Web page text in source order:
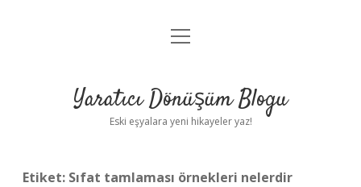
Anasayfa
Yasal Uyarı
menüyü
Yaratıcı Dönüşüm Blogu
Eski eşyalara yeni hikayeler yaz!
Etiket: Sıfat tamlaması örnekleri nelerdir